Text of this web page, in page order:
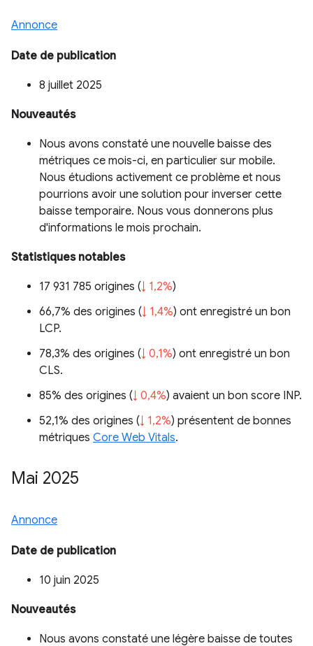
Annonce
Date de publication
8 juillet 2025
Nouveautés
Nous avons constaté une nouvelle baisse des
métriques ce mois-ci, en particulier sur mobile.
Nous étudions activement ce problème et nous
pourrions avoir une solution pour inverser cette
baisse temporaire. Nous vous donnerons plus
d'informations le mois prochain.
Statistiques notables
17 931 785 origines (↓ 1,2%)
66,7% des origines (↓ 1,4%) ont enregistré un bon
LCP.
78,3% des origines (↓ 0,1%) ont enregistré un bon
CLS.
85% des origines (↓ 0,4%) avaient un bon score INP.
52,1% des origines (↓ 1,2%) présentent de bonnes
métriques Core Web Vitals.
Mai 2025
Annonce
Date de publication
10 juin 2025
Nouveautés
Nous avons constaté une légère baisse de toutes